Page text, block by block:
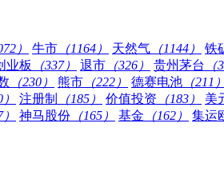
） 牛市 （1164） 天然气 （1144）
铁
业板 （337） 退市 （326） 贵州茅台
（230） 熊市 （222） 德赛电池 （211
注册制 （185） 价值投资 （183）
美
神马股份 （165） 基金 （162）
集运